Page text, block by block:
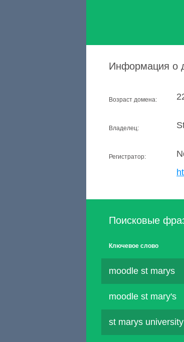
Информация о
Возраст домена:
Владелец:
Регистратор:
Поисковые
Ключевое слово
moodle st marys
moodle st mary's
st marys university